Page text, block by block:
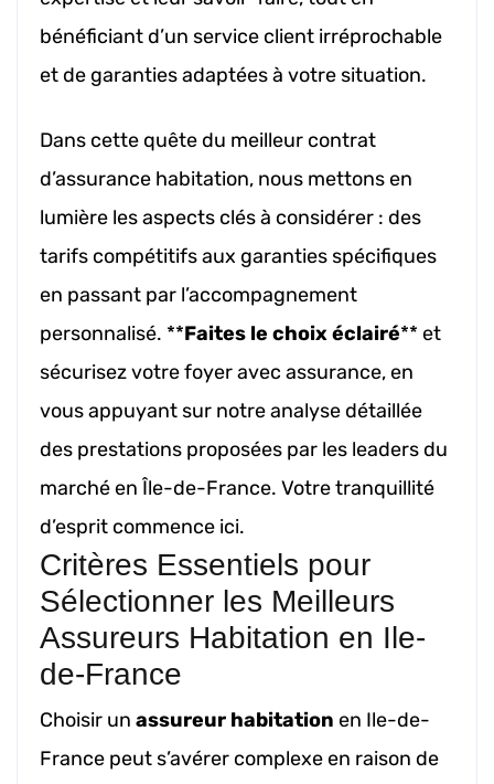
bénéficiant d’un service client irréprochable
et de garanties adaptées à votre situation.
Dans cette quête du meilleur contrat
d’assurance habitation, nous mettons en
lumière les aspects clés à considérer : des
tarifs compétitifs aux garanties spécifiques
en passant par l’accompagnement
personnalisé. **Faites le choix éclairé** et
sécurisez votre foyer avec assurance, en
vous appuyant sur notre analyse détaillée
des prestations proposées par les leaders du
marché en Île-de-France. Votre tranquillité
d’esprit commence ici.
Critères Essentiels pour
Sélectionner les Meilleurs
Assureurs Habitation en Ile-
de-France
Choisir un assureur habitation en Ile-de-
France peut s’avérer complexe en raison de